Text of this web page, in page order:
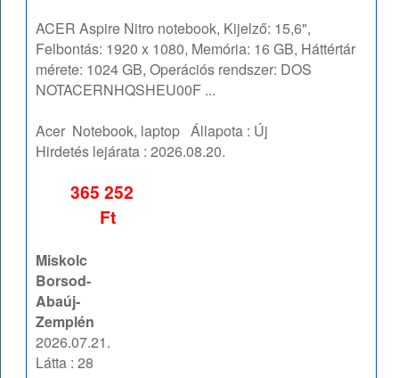
ACER Aspire Nitro notebook, Kijelző: 15,6",
Felbontás: 1920 x 1080, Memória: 16 GB, Háttértár
mérete: 1024 GB, Operációs rendszer: DOS
NOTACERNHQSHEU00F ...
Acer Notebook, laptop Állapota : Új
Hirdetés lejárata :2026.08.20.
365 252
Ft
Miskolc
Borsod-
Abaúj-
Zemplén
2026.07.21.
Látta : 28